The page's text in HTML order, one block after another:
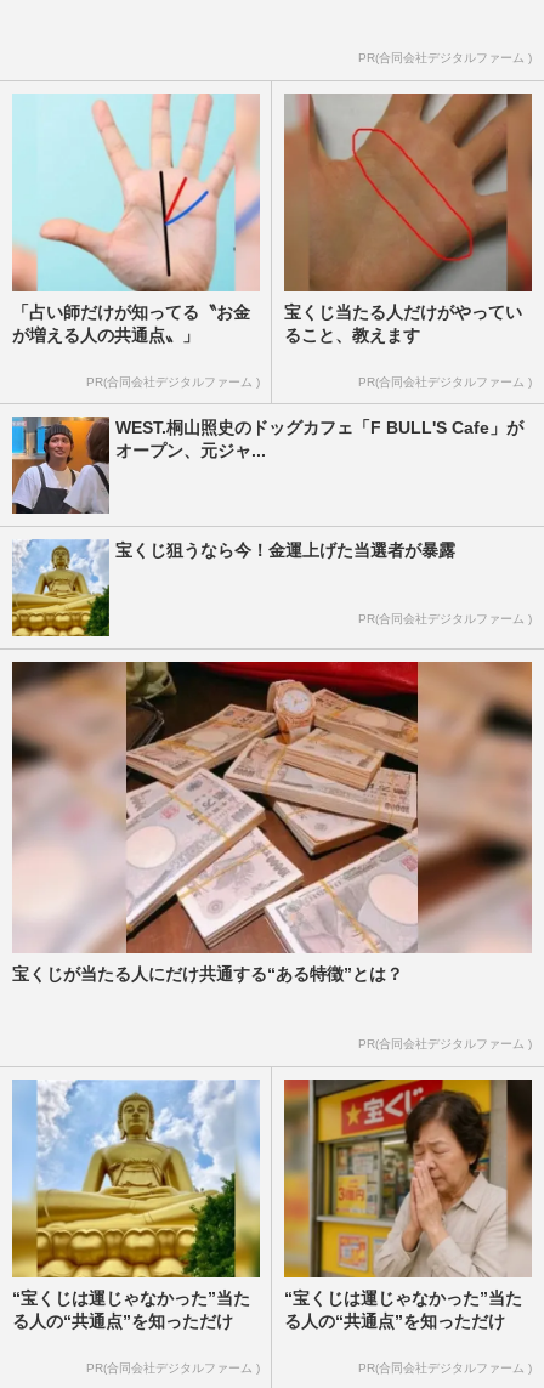
PR(合同会社デジタルファーム )
「占い師だけが知ってる〝お金
が増える人の共通点〟」
PR(合同会社デジタルファーム )
宝くじ当たる人だけがやってい
ること、教えます
PR(合同会社デジタルファーム )
WEST.桐山照史のドッグカフェ「F BULL'S Cafe」が
オープン、元ジャ...
宝くじ狙うなら今！金運上げた当選者が暴露
PR(合同会社デジタルファーム )
宝くじが当たる人にだけ共通する“ある特徴”とは？
PR(合同会社デジタルファーム )
“宝くじは運じゃなかった”当た
る人の“共通点”を知っただけ
PR(合同会社デジタルファーム )
“宝くじは運じゃなかった”当た
る人の“共通点”を知っただけ
PR(合同会社デジタルファーム )